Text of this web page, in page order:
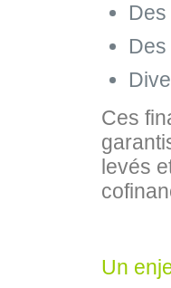
Des
Ces
levés
Un